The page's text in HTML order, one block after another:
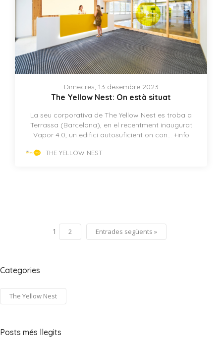
Dimecres, 13 desembre 2023
The Yellow Nest: On està situat
La seu corporativa de The Yellow Nest es troba a
Terrassa (Barcelona), en el recentment inaugurat
Vapor 4.0, un edifici autosuficient on con... +info
THE YELLOW NEST
1 2 Entrades següents »
Categories
The Yellow Nest
Posts més llegits